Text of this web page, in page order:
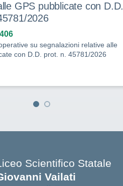
GPS pubblicate con D.D.
2026
su segnalazioni relative alle
con D.D. prot. n. 45781/2026
Scientifico Statale
Vailati